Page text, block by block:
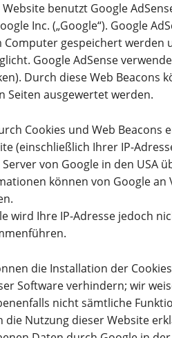
Website benutzt Google
Inc. („Google“). Google
Computer gespeichert werden
Google AdSense
Durch diese Web Beacons
Seiten ausgewertet werden.
Cookies und Web
(einschließlich Ihrer IP-
Server von Google in den USA
können von Google
wird Ihre IP-Adresse jedoch
die Installation der
Software verhindern; wir
nicht sämtliche
die Nutzung dieser Website